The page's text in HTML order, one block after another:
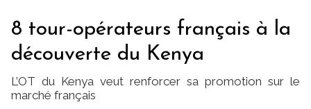
8 tour-opérateurs français à la
découverte du Kenya
L’OT du Kenya veut renforcer sa promotion sur le
marché français